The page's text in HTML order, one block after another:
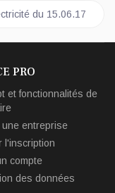
et Electricité
du 15.06.17
PRO
et fonctionnalités de
une entreprise
l'inscription
compte
des données